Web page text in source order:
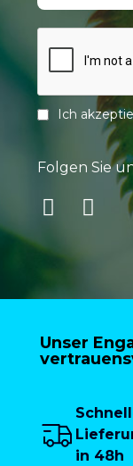
Ich
Folgen Sie
Unser
in 48h